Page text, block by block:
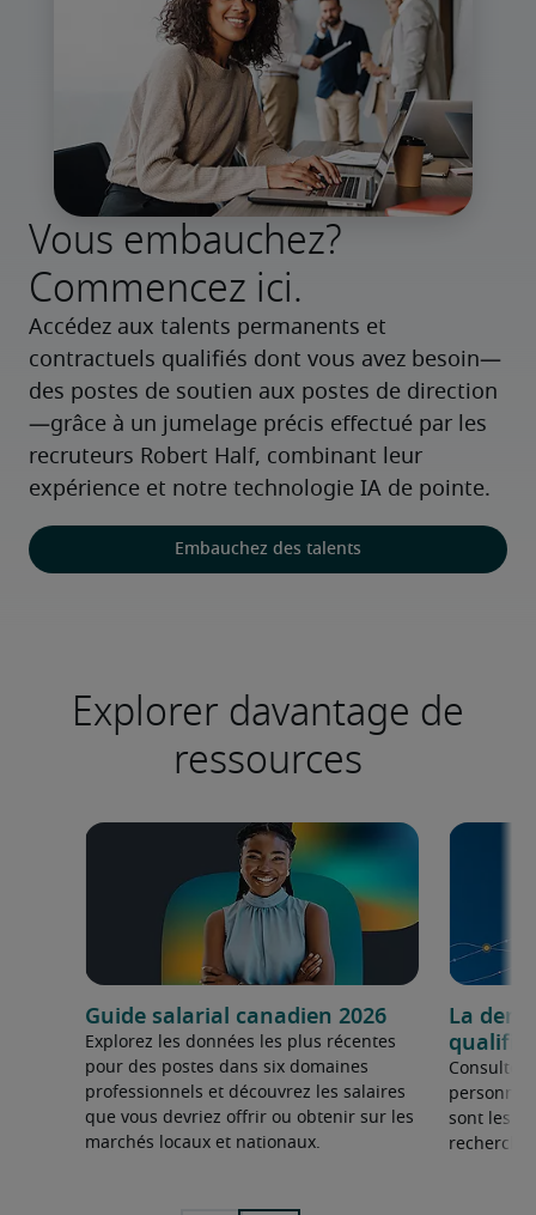
Vous embauchez?
Commencez ici.
Accédez aux talents permanents et
contractuels qualifiés dont vous avez besoin—
des postes de soutien aux postes de direction
—grâce à un jumelage précis effectué par les
recruteurs Robert Half, combinant leur
expérience et notre technologie IA de pointe.
Embauchez des talents
Explorer davantage de
ressources
Guide salarial canadien 2026
Explorez les données les plus récentes
pour des postes dans six domaines
professionnels et découvrez les salaires
que vous devriez offrir ou obtenir sur les
marchés locaux et nationaux.
La
qualifié
Consultez
personnel
sont les